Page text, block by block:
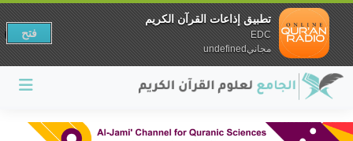
تطبيق إذاعات القرآن الكريم
EDC
مجانيundefined
فتح